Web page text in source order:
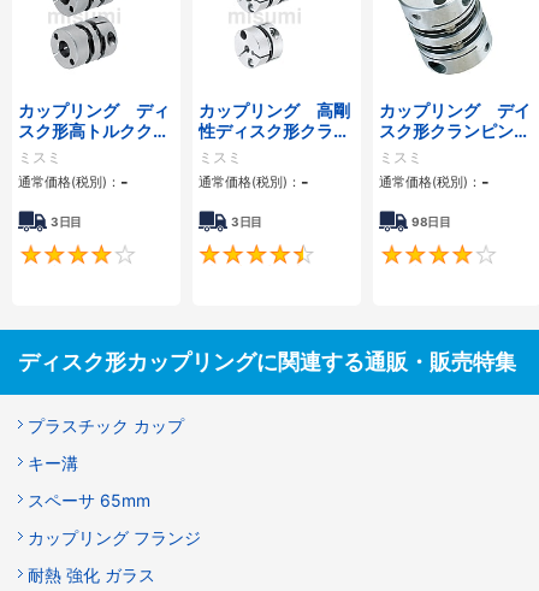
カップリング ディ
スク形高トルククラ
ンピングタイプ／サ
ーボモータ対応
ミスミ
通常価格(税別)： -
3日目
4
カップリング 高剛
性ディスク形クラン
ピングタイプ／サー
ボモータ用
ミスミ
通常価格(税別)： -
3日目
4.5
カップリング デイ
スク形クランピング
タイプ／サーボモー
タ対応
ミスミ
通常価格(税別)： -
98日目
ディスク形カップリングに関連する通販・販売特集
プラスチック カップ
キー溝
スペーサ 65mm
カップリング フランジ
耐熱 強化 ガラス